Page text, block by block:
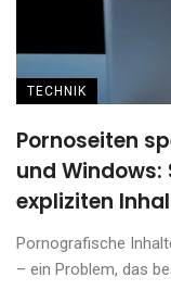
TECHNIK
Pornoseiten
und
expliziten
Pornografische
– ein Problem, das